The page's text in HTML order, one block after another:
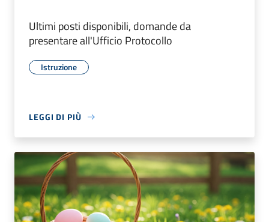
Ultimi posti disponibili, domande da
presentare all'Ufficio Protocollo
Istruzione
LEGGI DI PIÙ